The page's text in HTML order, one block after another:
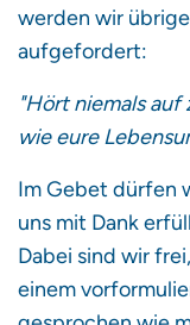
werden wir
aufgefordert:
"Hört niemals
wie eure
Im Gebet dürfen
uns mit Dank
Dabei sind wir
einem